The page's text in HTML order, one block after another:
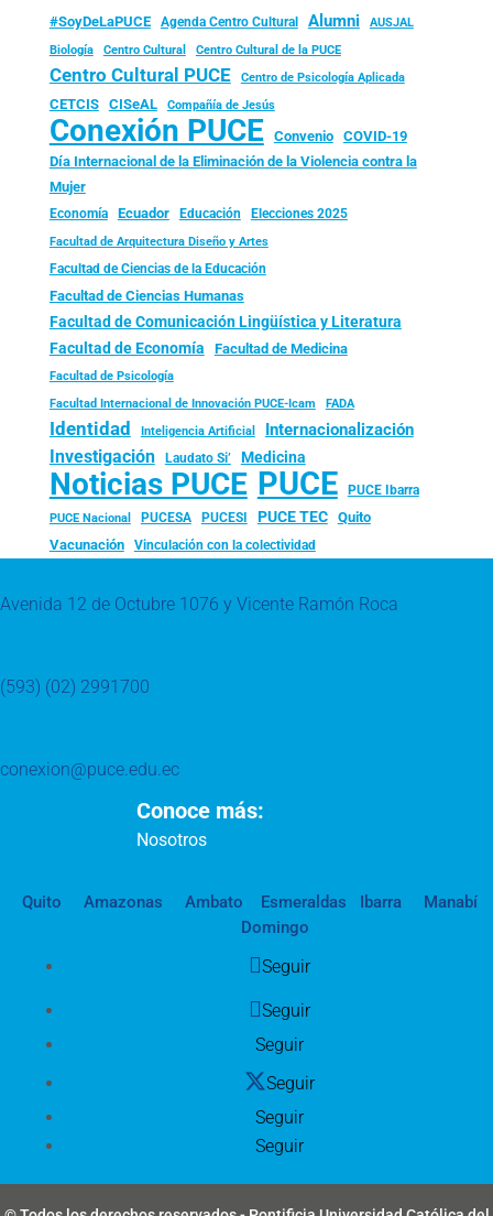
#SoyDeLaPUCE Agenda Centro Cultural Alumni
AUSJAL
Biología
Centro Cultural Centro Cultural de la PUCE
Centro Cultural PUCE Centro de Psicología Aplicada
CETCIS CISeAL Compañía de Jesús
Conexión PUCE Convenio
COVID-19
Día Internacional de la Eliminación de la Violencia contra la
Mujer
Economía Ecuador Educación Elecciones 2025
Facultad de Arquitectura Diseño y Artes
Facultad de Ciencias de la Educación
Facultad de Ciencias Humanas
Facultad de Comunicación Lingüística y Literatura
Facultad de Economía Facultad de Medicina
Facultad de Psicología
Facultad Internacional de Innovación PUCE-Icam FADA
Identidad Inteligencia Artificial Internacionalización
Investigación Laudato Si’ Medicina
Noticias PUCE PUCE PUCE Ibarra
PUCE Nacional PUCESA PUCESI PUCE TEC
Quito
Vacunación
Vinculación con la colectividad
Avenida 12 de Octubre 1076 y Vicente Ramón Roca
(593) (02) 2991700
conexion@puce.edu.ec
Conoce más:
Nosotros
Quito Amazonas Ambato Esmeraldas Ibarra
Manabí
Domingo
Seguir
Seguir
Seguir
Seguir
Seguir
Seguir